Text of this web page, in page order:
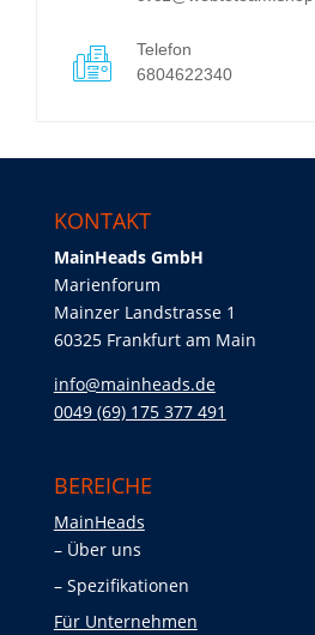
Telefon
6804622340
KONTAKT
MainHeads GmbH
Marienforum
Mainzer Landstrasse 1
60325 Frankfurt am Main
info@mainheads.de
0049 (69) 175 377 491
BEREICHE
MainHeads
Über uns
Spezifikationen
Für Unternehmen